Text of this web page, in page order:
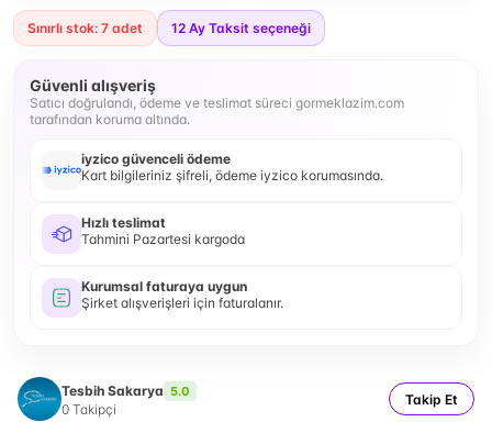
Sınırlı stok: 7 adet 12 Ay Taksit seçeneği
Güvenli alışveriş
Satıcı doğrulandı, ödeme ve teslimat süreci gormeklazim.com
tarafından koruma altında.
iyzico güvenceli ödeme
Kart bilgileriniz şifreli, ödeme iyzico korumasında.
Hızlı teslimat
Tahmini Pazartesi kargoda
Kurumsal faturaya uygun
Şirket alışverişleri için faturalanır.
Tesbih Sakarya 5.0
0 Takipçi
Takip Et